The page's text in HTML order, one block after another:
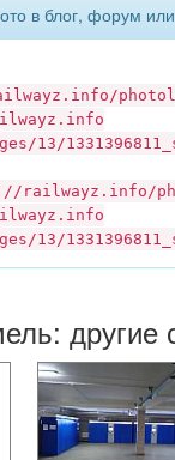
в блог, форум
/
13/
railwayz.info /
13/
другие